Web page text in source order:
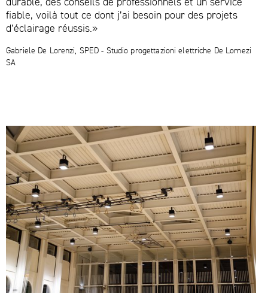
fiable, voilà tout ce dont j’ai besoin pour des projets
d’éclairage réussis.»
Gabriele De Lorenzi, SPED - Studio progettazioni elettriche De Lornezi
SA